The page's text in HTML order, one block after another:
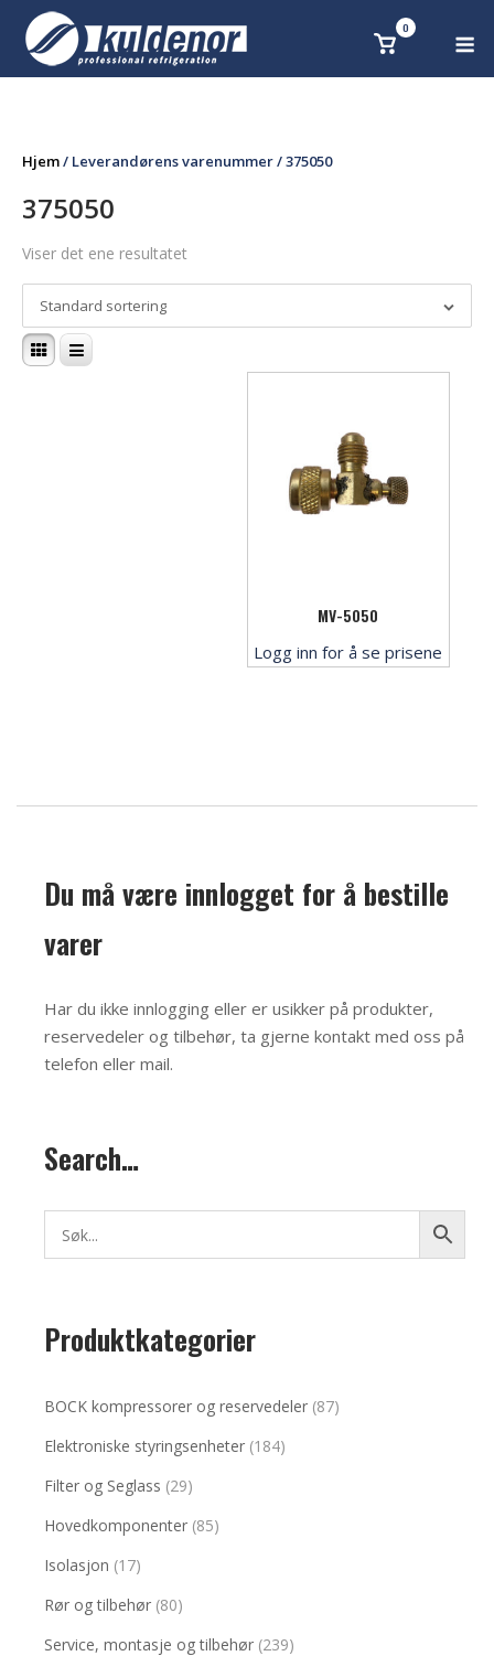
content
Se 0
Hjem/ Leverandørens varenummer / 375050
375050
Viser det ene resultatet
Standard sortering
MV-5050
Logg inn for å se prisene
Du må være innlogget for å bestille
varer
Har du ikke innlogging eller er usikker på produkter,
reservedeler og tilbehør, ta gjerne kontakt med oss på
telefon eller mail.
Search…
Produktkategorier
BOCK kompressorer og reservedeler (87)
Elektroniske styringsenheter (184)
Filter og Seglass (29)
Hovedkomponenter (85)
Isolasjon (17)
Rør og tilbehør (80)
Service, montasje og tilbehør (239)